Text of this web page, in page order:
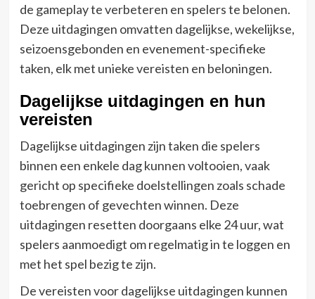
de gameplay te verbeteren en spelers te belonen.
Deze uitdagingen omvatten dagelijkse, wekelijkse,
seizoensgebonden en evenement-specifieke
taken, elk met unieke vereisten en beloningen.
Dagelijkse uitdagingen en hun
vereisten
Dagelijkse uitdagingen zijn taken die spelers
binnen een enkele dag kunnen voltooien, vaak
gericht op specifieke doelstellingen zoals schade
toebrengen of gevechten winnen. Deze
uitdagingen resetten doorgaans elke 24 uur, wat
spelers aanmoedigt om regelmatig in te loggen en
met het spel bezig te zijn.
De vereisten voor dagelijkse uitdagingen kunnen